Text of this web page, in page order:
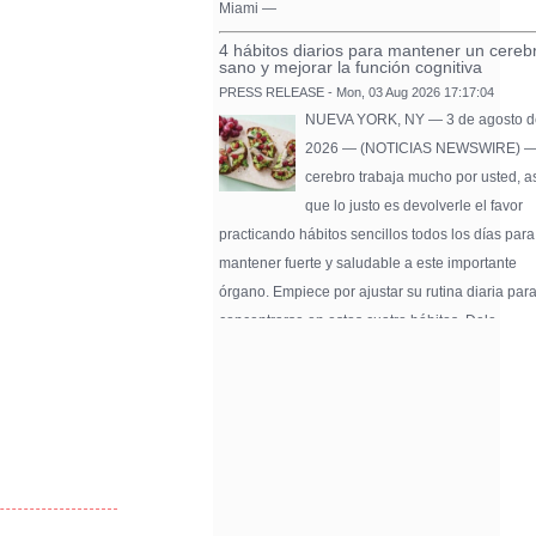
Miami —
4 hábitos diarios para mantener un
sano y mejorar la función cognitiva
PRESS RELEASE - Mon, 03 Aug 2026 17:17:04
NUEVA YORK, NY — 3 de agosto
2026 — (NOTICIAS NEWSWIRE)
cerebro trabaja mucho por usted,
que lo justo es devolverle el favor
practicando hábitos sencillos todos los días para
mantener fuerte y saludable a este importante
órgano. Empiece por ajustar su rutina diaria
concentrarse en estos cuatro hábitos. Dele …